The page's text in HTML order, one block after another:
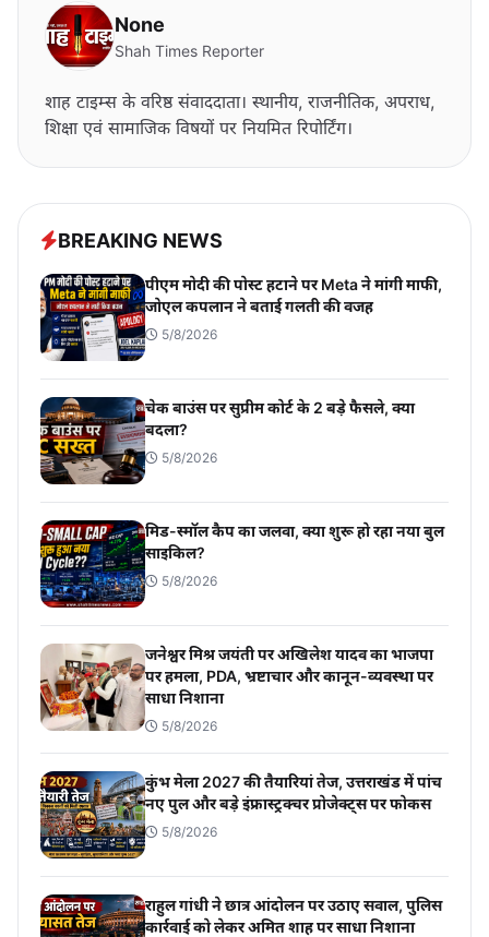
None
Shah Times Reporter
शाह टाइम्स के वरिष्ठ संवाददाता। स्थानीय, राजनीतिक, अपराध,
शिक्षा एवं सामाजिक विषयों पर नियमित रिपोर्टिंग।
BREAKING NEWS
पीएम मोदी की पोस्ट हटाने पर Meta ने मांगी माफी,
जोएल कपलान ने बताई गलती की वजह
5/8/2026
चेक बाउंस पर सुप्रीम कोर्ट के 2 बड़े फैसले, क्या
बदला?
5/8/2026
मिड-स्मॉल कैप का जलवा, क्या शुरू हो रहा नया बुल
साइकिल?
5/8/2026
जनेश्वर मिश्र जयंती पर अखिलेश यादव का भाजपा
पर हमला, PDA, भ्रष्टाचार और कानून-व्यवस्था पर
साधा निशाना
5/8/2026
कुंभ मेला 2027 की तैयारियां तेज, उत्तराखंड में पांच
नए पुल और बड़े इंफ्रास्ट्रक्चर प्रोजेक्ट्स पर फोकस
5/8/2026
राहुल गांधी ने छात्र आंदोलन पर उठाए सवाल, पुलिस
कार्रवाई को लेकर अमित शाह पर साधा निशाना